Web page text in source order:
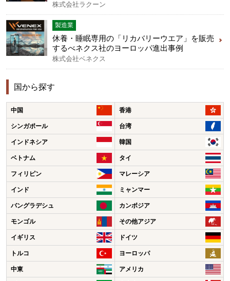
株式会社ラクーン
製造業
休養・睡眠専用の「リカバリーウエア」を販売
するべネクス社のヨーロッパ進出事例
株式会社ベネクス
国から探す
中国 香港
シンガポール 台湾
インドネシア 韓国
ベトナム タイ
フィリピン マレーシア
インド ミャンマー
バングラデシュ カンボジア
モンゴル その他アジア
イギリス ドイツ
トルコ ヨーロッパ
中東 アメリカ